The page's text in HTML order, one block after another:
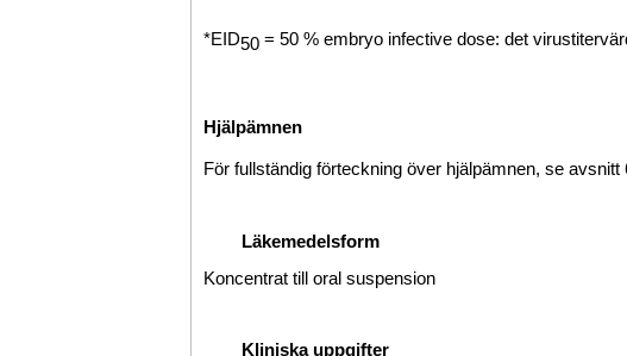
*EID50 = 50 % embryo infective dose: det
Hjälpämnen
För fullständig förteckning över hjälpämnen, se avsnitt
Läkemedelsform
Koncentrat till oral suspension
Kliniska uppgifter